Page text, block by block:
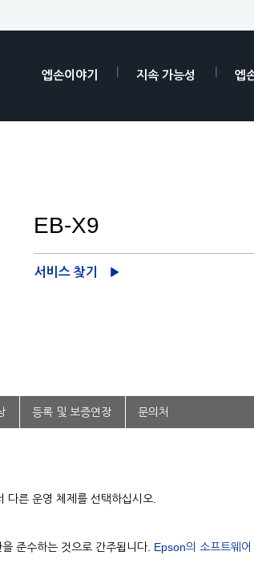
엡손이야기 지속 가능성 엡
EB-X9
서비스 찾기
등록 및 보증연장 문의처
다른 운영 체제를 선택하십시오.
준수하는 것으로 간주됩니다. Epson의 소프트웨